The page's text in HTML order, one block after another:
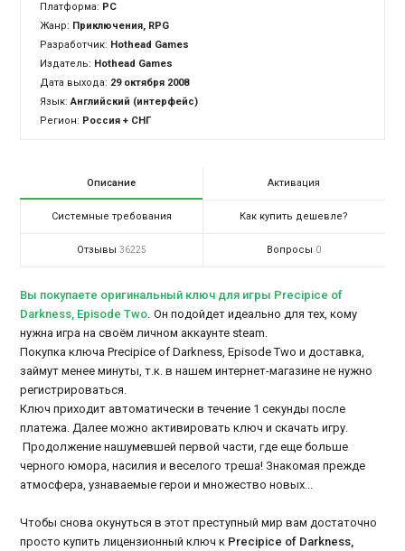
Платформа: PC
Жанр: Приключения, RPG
Разработчик: Hothead Games
Издатель: Hothead Games
Дата выхода: 29 октября 2008
Язык:Английский (интерфейс)
Регион: Россия + СНГ
Описание Активация
Системные требования Как купить дешевле?
Отзывы 36225 Вопросы 0
Вы покупаете оригинальный ключ для игры Precipice of
Darkness, Episode Two. Он подойдет идеально для тех, кому
нужна игра на своём личном аккаунте steam.
Покупка ключа Precipice of Darkness, Episode Two и доставка,
займут менее минуты, т.к. в нашем интернет-магазине не нужно
регистрироваться.
Ключ приходит автоматически в течение 1 секунды после
платежа. Далее можно активировать ключ и скачать игру.
Продолжение нашумевшей первой части, где еще больше
черного юмора, насилия и веселого треша! Знакомая прежде
атмосфера, узнаваемые герои и множество новых...
Чтобы снова окунуться в этот преступный мир вам достаточно
просто купить лицензионный ключ к Precipice of Darkness,